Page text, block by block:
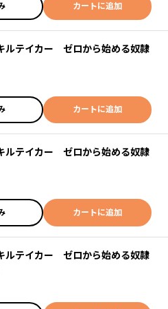
カートに追加
ルテイカー ゼロから始める奴隷
カートに追加
ルテイカー ゼロから始める奴隷
カートに追加
ルテイカー ゼロから始める奴隷